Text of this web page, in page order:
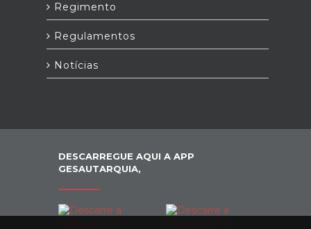
Regimento
Regulamentos
Notícias
DESCARREGUE AQUI A APP
GESAUTARQUIA,